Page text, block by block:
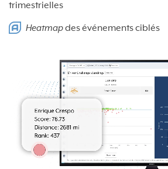
trimestrielles
Heatmapdes événements ciblés